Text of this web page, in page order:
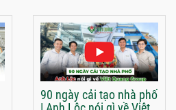
90 ngày cải tạo nhà phố